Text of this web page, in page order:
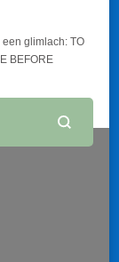
glimlach: TO
BEFORE